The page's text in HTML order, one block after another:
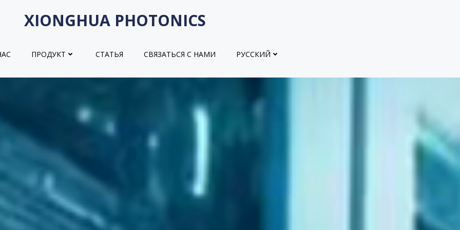
XIONGHUA PHOTONICS
ПРОДУКТ СТАТЬЯ СВЯЗАТЬСЯ С НАМИ РУССКИЙ